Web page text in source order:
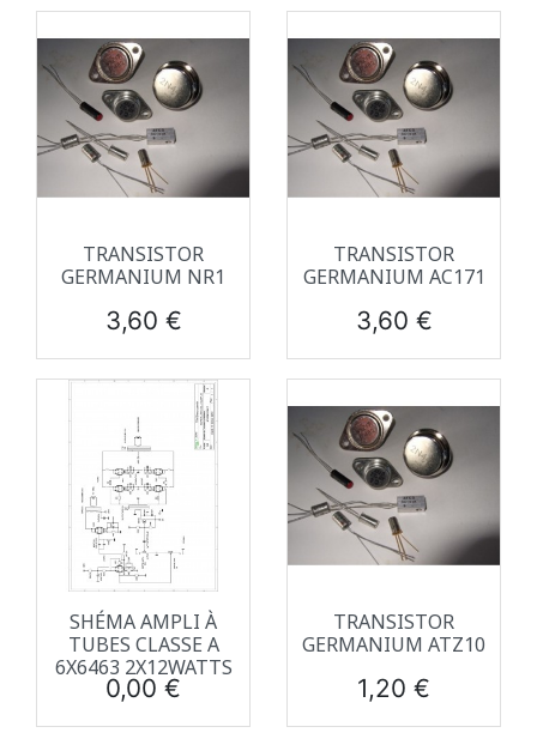
TRANSISTOR
GERMANIUM NR1
Prix
3,60 €
TRANSISTOR
GERMANIUM AC171
Prix
3,60 €
SHÉMA AMPLI À
TUBES CLASSE A
6X6463 2X12WATTS
Prix
0,00 €
TRANSISTOR
GERMANIUM ATZ10
Prix
1,20 €